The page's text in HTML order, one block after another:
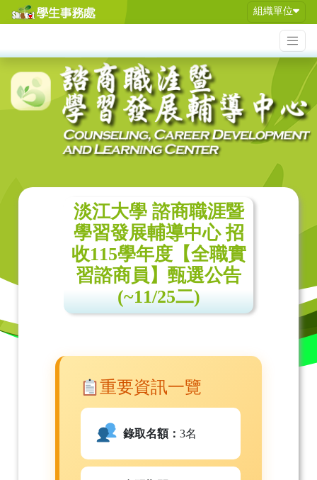
組織單位
淡江大學 諮商職涯暨
學習發展輔導中心 招
收115學年度【全職實
習諮商員】甄選公告
(~11/25二)
重要資訊一覽
錄取名額： 3名